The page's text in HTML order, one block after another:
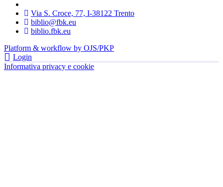
Via S. Croce, 77, I-38122 Trento
biblio@fbk.eu
biblio.fbk.eu
Platform & workflow by OJS/PKP
Login
Informativa privacy e cookie